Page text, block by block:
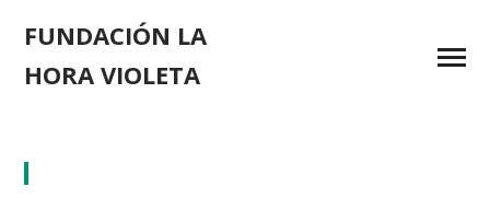
FUNDACIÓN LA
HORA VIOLETA